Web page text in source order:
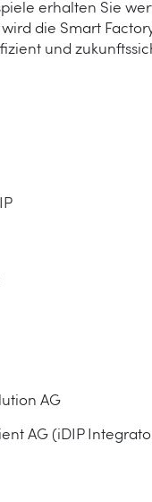
erhalten Sie
die Smart
und
AG
AG (iDIP